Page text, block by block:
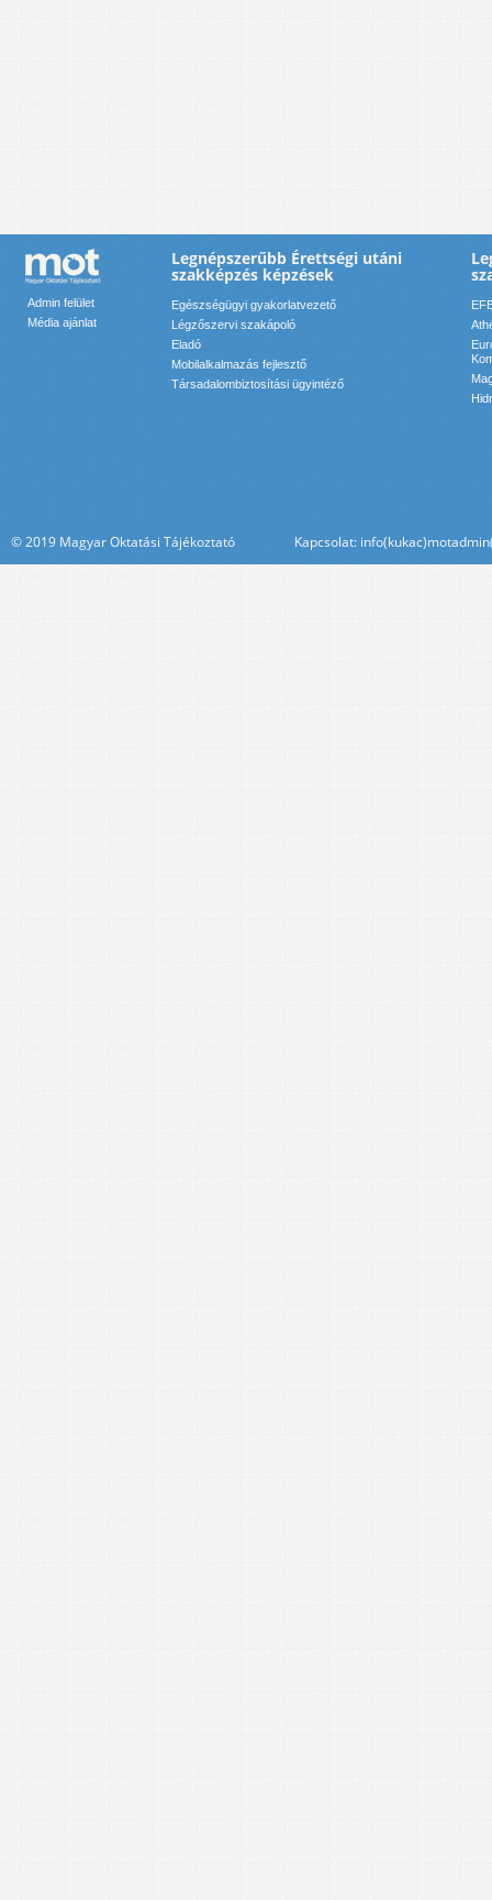
Admin felület
Média ajánlat
Legnépszerűbb Érettségi utáni
szakképzés képzések
Egészségügyi gyakorlatvezető
Légzőszervi szakápoló
Eladó
Mobilalkalmazás fejlesztő
Társadalombiztosítási ügyintéző
© 2019 Magyar Oktatási Tájékoztató Kapcsolat: